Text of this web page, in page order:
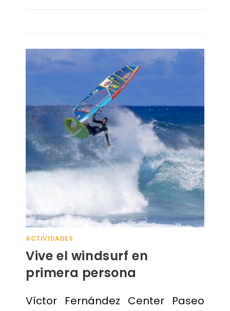
ACTIVIDADES
Vive el windsurf en
primera persona
Víctor Fernández Center Paseo